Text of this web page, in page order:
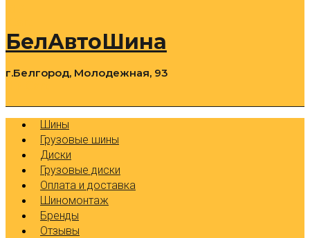
БелАвтоШина
г.Белгород, Молодежная, 93
Шины
Грузовые шины
Диски
Грузовые диски
Оплата и доставка
Шиномонтаж
Бренды
Отзывы